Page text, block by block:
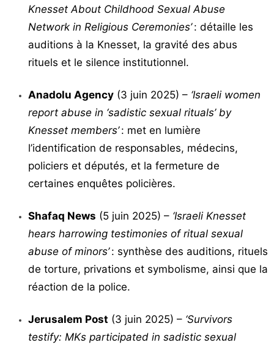
Knesset About Childhood Sexual Abuse
Network in Religious Ceremonies’: détaille les
auditions à la Knesset, la gravité des abus
rituels et le silence institutionnel.
Anadolu Agency (3 juin 2025) – ‘Israeli women
report abuse in ‘sadistic sexual rituals’ by
Knesset members’: met en lumière
l’identification de responsables, médecins,
policiers et députés, et la fermeture de
certaines enquêtes policières.
Shafaq News (5 juin 2025) – ‘Israeli Knesset
hears harrowing testimonies of ritual sexual
abuse of minors’: synthèse des auditions, rituels
de torture, privations et symbolisme, ainsi que la
réaction de la police.
Jerusalem Post (3 juin 2025) – ‘Survivors
testify: MKs participated in sadistic sexual